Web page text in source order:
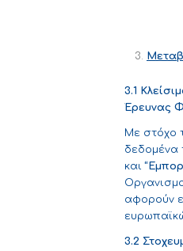
3.1
Έρευνας
Mε στόχο
δεδομένα
και
αφορούν
3.2